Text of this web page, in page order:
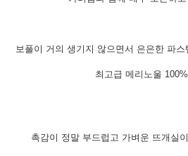
보풀이 거의 생기지 않으면서 은은한 파스
최고급 메리노울
촉감이 정말 부드럽고 가벼운 뜨개실